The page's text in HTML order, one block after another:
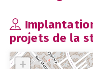
projets de la
+